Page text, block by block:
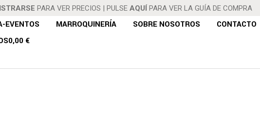
PARA VER PRECIOS | PULSE AQUÍ PARA VER LA GUÍA DE COMPRA
EVENTOS MARROQUINERÍA SOBRE NOSOTROS CONTACTO
0,00 €
DE TELA